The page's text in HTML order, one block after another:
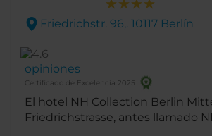
Friedrichstr. 96,. 10117 Berlín
opiniones
Certificado de Excelencia 2025
El hotel NH Collection Berlin
Friedrichstrasse, antes llamado